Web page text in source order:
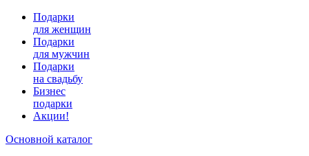
Подарки
для женщин
Подарки
для мужчин
Подарки
на свадьбу
Бизнес
подарки
Акции!
Основной каталог